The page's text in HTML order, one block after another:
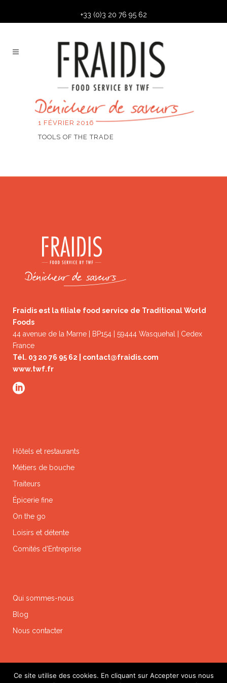
+33 (0)3 20 76 95 62
1 FÉVRIER 2016
TOOLS OF THE TRADE
Fraidis est la filiale food service de Traditional World
Foods
44 avenue de la Marne | BP154 | 59444 Wasquehal | Cedex
France
Tél. 03 20 76 95 62 | contact@fraidis.com
www.twf.fr
Hôtels et restaurants
Métiers de bouche
Traiteurs
Épicerie fine
On the go
Loisirs et détente
Comités d’Entreprise
Qui sommes-nous
Blog
Nous contacter
Ce site utilise des cookies. En cliquant sur Accepter vous nous